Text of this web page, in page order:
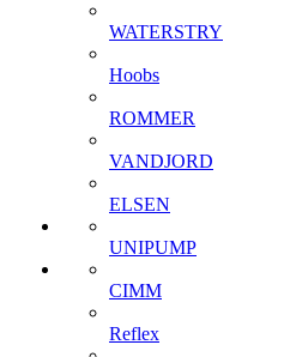
WATERSTRY
Hoobs
ROMMER
VANDJORD
ELSEN
UNIPUMP
CIMM
Reflex